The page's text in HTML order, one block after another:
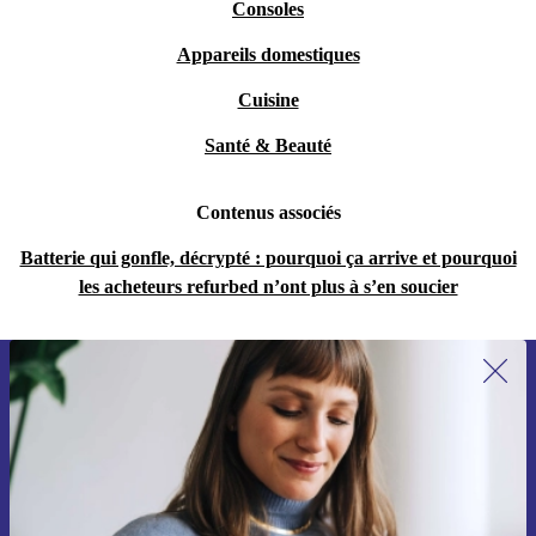
Consoles
Appareils domestiques
Cuisine
Santé & Beauté
Contenus associés
Batterie qui gonfle, décrypté : pourquoi ça arrive et pourquoi
les acheteurs refurbed n’ont plus à s’en soucier
Recevoir offres et infos de refurbed
par mail
Ne manquez plus aucune offre.